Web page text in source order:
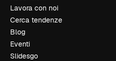
Lavora con noi
Cerca tendenze
Blog
Eventi
Slidesgo